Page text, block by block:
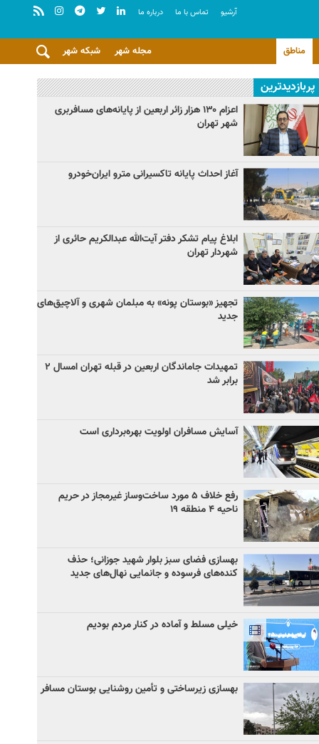
آرشيو تماس با ما درباره ما
مناطق شبکه شهر مجله شهر
پربازدیدترین
اعزام ۱۳۰ هزار زائر اربعین از پایانه‌های مسافربری
شهر تهران
آغاز احداث پایانه تاکسیرانی مترو ایران‌خودرو
ابلاغ پیام تشکر دفتر آیت‌الله عبدالکریم حائری از
شهردار تهران
تجهیز «بوستان پونه» به مبلمان شهری و آلاچیق‌های
جدید
تمهیدات جاماندگان اربعین در قبله تهران امسال ۲
برابر شد
آسایش مسافران اولویت بهره‌برداری است
رفع خلاف ۵ مورد ساخت‌وساز غیرمجاز در حریم
ناحیه ۴ منطقه ۱۹
بهسازی فضای سبز بلوار شهید جوزانی؛ حذف
کنده‌های فرسوده و جانمایی نهال‌های جدید
خیلی مسلط و آماده در کنار مردم بودیم
بهسازی زیرساختی و تأمین روشنایی بوستان مسافر